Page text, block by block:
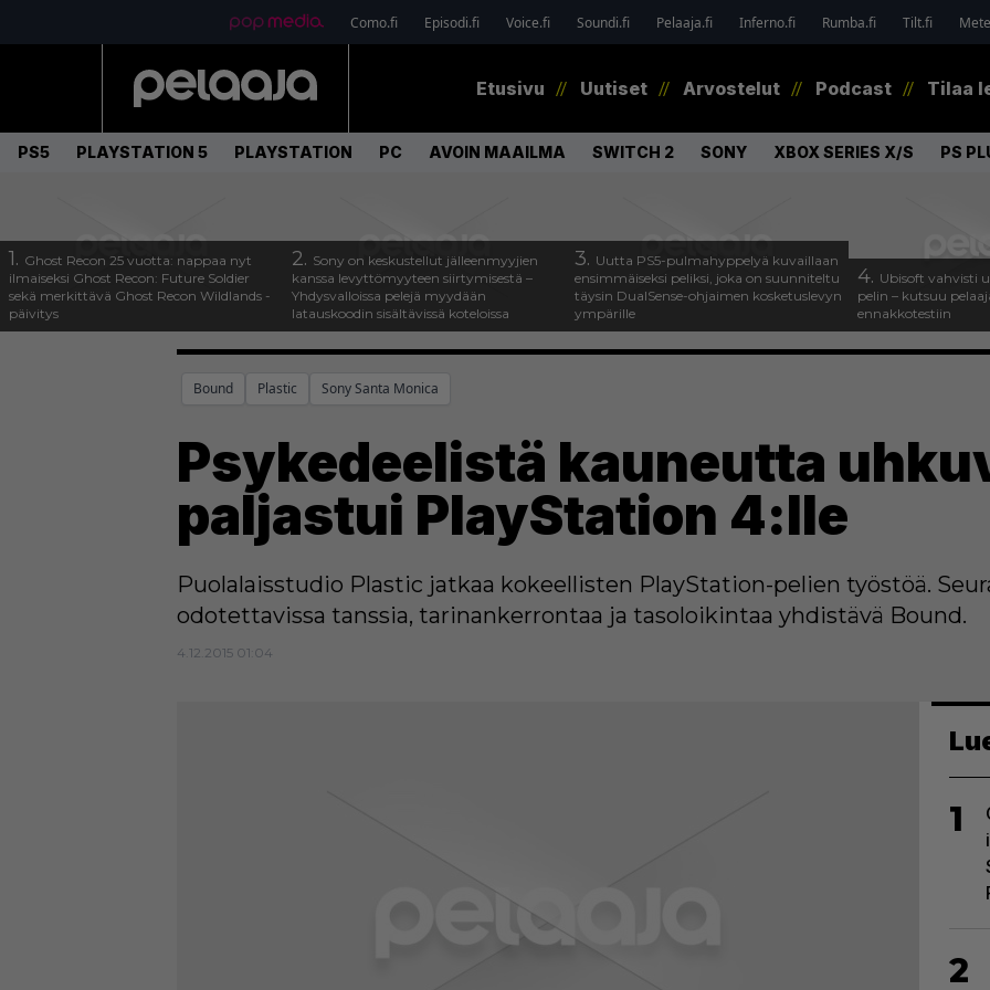
Como.fi Episodi.fi Voice.fi Soundi.fi Pelaaja.fi Inferno.fi Rumba.fi Tilt.fi
Etusivu Uutiset Arvostelut Podcast Tilaa
PS5 PLAYSTATION 5 PLAYSTATION PC AVOIN MAAILMA SWITCH 2 SONY XBOX SERIES X/S PS
1. Ghost Recon 25 vuotta: nappaa nyt
ilmaiseksi Ghost Recon: Future Soldier
sekä merkittävä Ghost Recon Wildlands -
päivitys
2. Sony on keskustellut jälleenmyyjien
kanssa levyttömyyteen siirtymisestä –
Yhdysvalloissa pelejä myydään
latauskoodin sisältävissä koteloissa
3. Uutta PS5-pulmahyppelyä kuvaillaan
ensimmäiseksi peliksi, joka on suunniteltu
täysin DualSense-ohjaimen kosketuslevyn
ympärille
4. Ubisoft vahvisti
pelin – kutsuu
ennakkotestiin
Bound Plastic Sony Santa Monica
Psykedeelistä kauneutta
paljastui PlayStation 4:lle
Puolalaisstudio Plastic jatkaa kokeellisten PlayStation-pelien työstöä.
odotettavissa tanssia, tarinankerrontaa ja tasoloikintaa yhdistävä Bound.
4.12.2015 01:04
1
2